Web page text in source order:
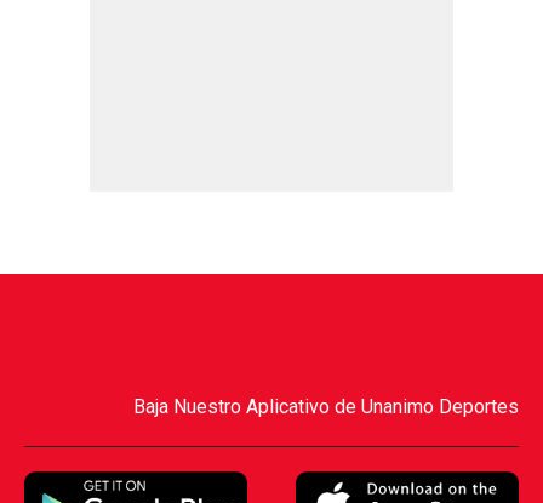
Baja Nuestro Aplicativo de Unanimo Deportes